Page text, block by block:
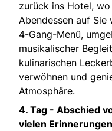
zurück ins Hotel,
Abendessen auf
4-Gang-Menü,
musikalischer
kulinarischen
verwöhnen und
Atmosphäre.
4. Tag - Abschied
vielen